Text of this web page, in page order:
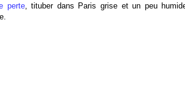
perte, tituber dans Paris grise et un peu